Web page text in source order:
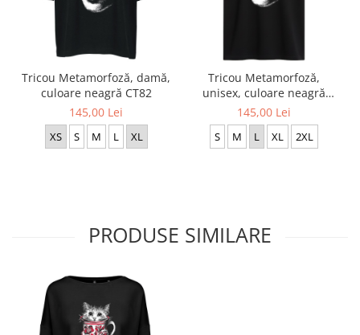
Tricou Metamorfoză, damă,
culoare neagră CT82
145,00 Lei
XS S M L XL
Tricou Metamorfoză,
unisex, culoare neagră
CT83
145,00 Lei
S M L XL 2XL
PRODUSE SIMILARE